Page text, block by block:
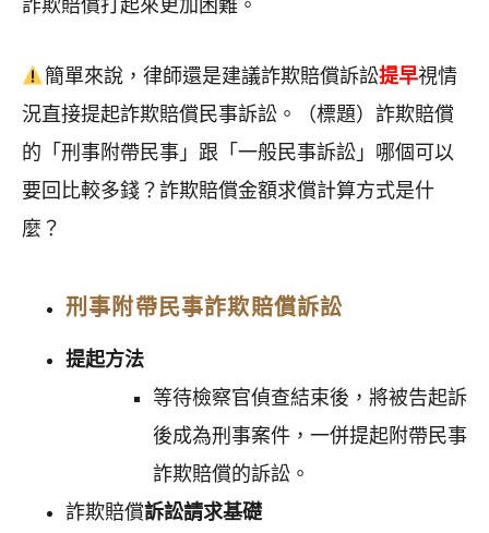
詐欺賠償打起來更加困難。
簡單來說，律師還是建議詐欺賠償訴訟提早視情
況直接提起詐欺賠償民事訴訟。（標題）詐欺賠償
的「刑事附帶民事」跟「一般民事訴訟」哪個可以
要回比較多錢？詐欺賠償金額求償計算方式是什
麼？
刑事附帶民事詐欺賠償訴訟
提起方法
等待檢察官偵查結束後，將被告起訴
後成為刑事案件，一併提起附帶民事
詐欺賠償的訴訟。
詐欺賠償訴訟請求基礎